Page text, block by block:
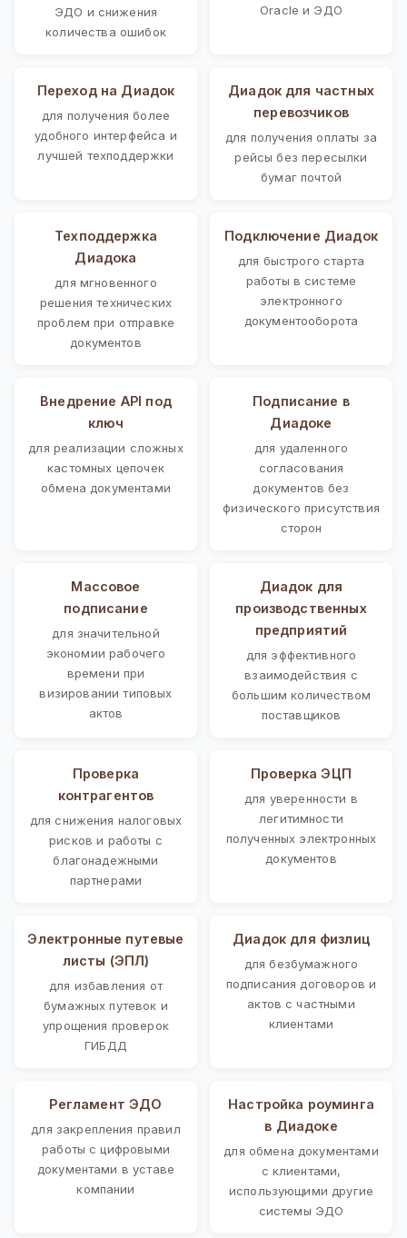
ЭДО и снижения
количества ошибок
Oracle и ЭДО
Переход на Диадок
для получения более
удобного интерфейса и
лучшей техподдержки
Диадок для частных
перевозчиков
для получения оплаты за
рейсы без пересылки
бумаг почтой
Техподдержка
Диадока
для мгновенного
решения технических
проблем при отправке
документов
Подключение Диадок
для быстрого старта
работы в системе
электронного
документооборота
Внедрение API под
ключ
для реализации сложных
кастомных цепочек
обмена документами
Подписание в
Диадоке
для удаленного
согласования
документов без
физического присутствия
сторон
Массовое
подписание
для значительной
экономии рабочего
времени при
визировании типовых
актов
Диадок для
производственных
предприятий
для эффективного
взаимодействия с
большим количеством
поставщиков
Проверка
контрагентов
для снижения налоговых
рисков и работы с
благонадежными
партнерами
Проверка ЭЦП
для уверенности в
легитимности
полученных электронных
документов
Электронные путевые
листы (ЭПЛ)
для избавления от
бумажных путевок и
упрощения проверок
ГИБДД
Диадок для физлиц
для безбумажного
подписания договоров и
актов с частными
клиентами
Регламент ЭДО
для закрепления правил
работы с цифровыми
документами в уставе
компании
Настройка роуминга
в Диадоке
для обмена документами
с клиентами,
использующими другие
системы ЭДО